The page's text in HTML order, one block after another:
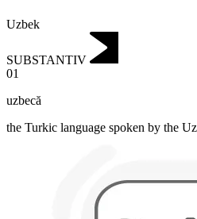
Uzbek
SUBSTANTIV
01
uzbecă
the Turkic language spoken by the